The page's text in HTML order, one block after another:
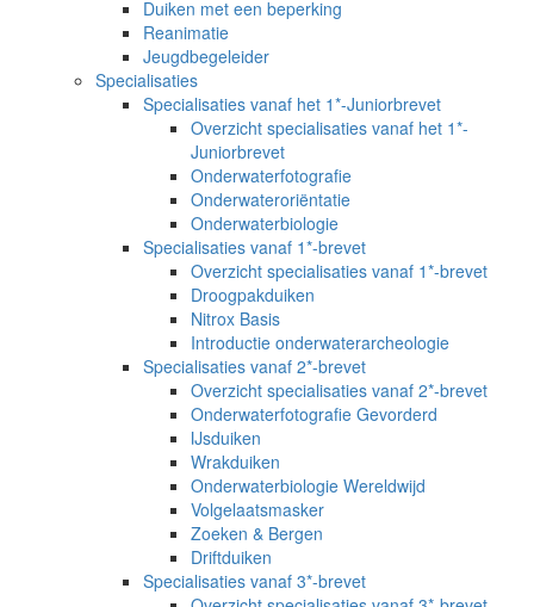
Duiken met een beperking
Reanimatie
Jeugdbegeleider
Specialisaties
Specialisaties vanaf het 1*-Juniorbrevet
Overzicht specialisaties vanaf het 1*-
Juniorbrevet
Onderwaterfotografie
Onderwateroriëntatie
Onderwaterbiologie
Specialisaties vanaf 1*-brevet
Overzicht specialisaties vanaf 1*-brevet
Droogpakduiken
Nitrox Basis
Introductie onderwaterarcheologie
Specialisaties vanaf 2*-brevet
Overzicht specialisaties vanaf 2*-brevet
Onderwaterfotografie Gevorderd
IJsduiken
Wrakduiken
Onderwaterbiologie Wereldwijd
Volgelaatsmasker
Zoeken & Bergen
Driftduiken
Specialisaties vanaf 3*-brevet